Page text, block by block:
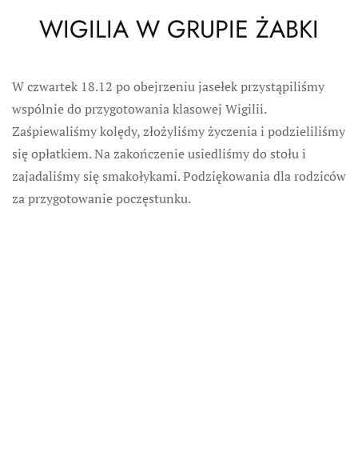
WIGILIA W GRUPIE ŻABKI
W czwartek 18.12 po obejrzeniu jasełek przystąpiliśmy
wspólnie do przygotowania klasowej Wigilii.
Zaśpiewaliśmy kolędy, złożyliśmy życzenia i podzieliliśmy
się opłatkiem. Na zakończenie usiedliśmy do stołu i
zajadaliśmy się smakołykami. Podziękowania dla rodziców
za przygotowanie poczęstunku.